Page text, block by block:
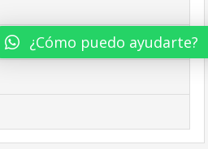
¿Cómo puedo ayudarte?